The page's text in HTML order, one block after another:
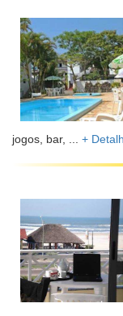
jogos, bar, ... +